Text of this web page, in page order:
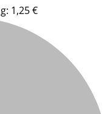
1,25 €